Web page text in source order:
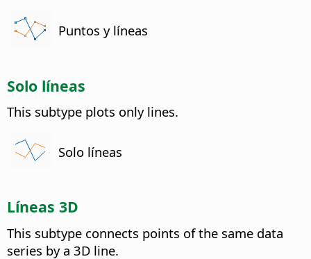
Puntos y líneas
Solo líneas
This subtype plots only lines.
Solo líneas
Líneas 3D
This subtype connects points of the same data
series by a 3D line.